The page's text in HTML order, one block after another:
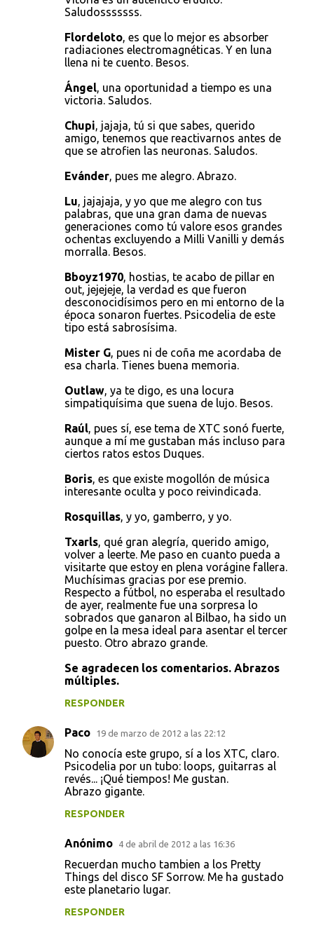
Saludosssssss.
Flordeloto, es que lo mejor es absorber
radiaciones electromagnéticas. Y en luna
llena ni te cuento. Besos.
Ángel, una oportunidad a tiempo es una
victoria. Saludos.
Chupi, jajaja, tú si que sabes, querido
amigo, tenemos que reactivarnos antes de
que se atrofien las neuronas. Saludos.
Evánder, pues me alegro. Abrazo.
Lu, jajajaja, y yo que me alegro con tus
palabras, que una gran dama de nuevas
generaciones como tú valore esos grandes
ochentas excluyendo a Milli Vanilli y demás
morralla. Besos.
Bboyz1970, hostias, te acabo de pillar en
out, jejejeje, la verdad es que fueron
desconocidísimos pero en mi entorno de la
época sonaron fuertes. Psicodelia de este
tipo está sabrosísima.
Mister G, pues ni de coña me acordaba de
esa charla. Tienes buena memoria.
Outlaw, ya te digo, es una locura
simpatiquísima que suena de lujo. Besos.
Raúl, pues sí, ese tema de XTC sonó fuerte,
aunque a mí me gustaban más incluso para
ciertos ratos estos Duques.
Boris, es que existe mogollón de música
interesante oculta y poco reivindicada.
Rosquillas, y yo, gamberro, y yo.
Txarls, qué gran alegría, querido amigo,
volver a leerte. Me paso en cuanto pueda a
visitarte que estoy en plena vorágine fallera.
Muchísimas gracias por ese premio.
Respecto a fútbol, no esperaba el resultado
de ayer, realmente fue una sorpresa lo
sobrados que ganaron al Bilbao, ha sido un
golpe en la mesa ideal para asentar el tercer
puesto. Otro abrazo grande.
Se agradecen los comentarios. Abrazos
múltiples.
RESPONDER
Paco 19 de marzo de 2012 a las 22:12
No conocía este grupo, sí a los XTC, claro.
Psicodelia por un tubo: loops, guitarras al
revés... ¡Qué tiempos! Me gustan.
Abrazo gigante.
RESPONDER
Anónimo 4 de abril de 2012 a las 16:36
Recuerdan mucho tambien a los Pretty
Things del disco SF Sorrow. Me ha gustado
este planetario lugar.
RESPONDER